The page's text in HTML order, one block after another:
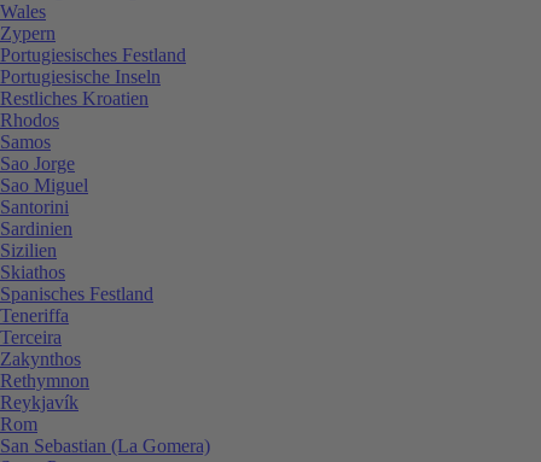
Wales
Zypern
Portugiesisches Festland
Portugiesische Inseln
Restliches Kroatien
Rhodos
Samos
Sao Jorge
Sao Miguel
Santorini
Sardinien
Sizilien
Skiathos
Spanisches Festland
Teneriffa
Terceira
Zakynthos
Rethymnon
Reykjavík
Rom
San Sebastian (La Gomera)